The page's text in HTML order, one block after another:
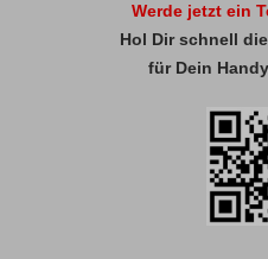
Werde jetzt ein
Hol Dir schnell
für Dein